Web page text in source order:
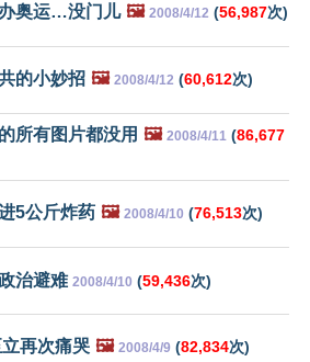
奥运…没门儿 🖼️ 2008/4/12 (56,987次)
的小妙招 🖼️ 2008/4/12 (60,612次)
所有图片都没用 🖼️ 2008/4/11 (86,677
5公斤炸药 🖼️ 2008/4/10 (76,513次)
治避难 2008/4/10 (59,436次)
再次痛哭 🖼️ 2008/4/9 (82,834次)